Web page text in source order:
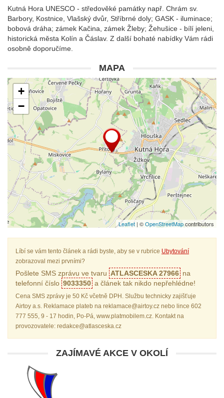
Kutná Hora UNESCO - středověké památky např. Chrám sv.
Barbory, Kostnice, Vlašský dvůr, Stříbrné doly; GASK - iluminace;
bobová dráha; zámek Kačina, zámek Žleby; Žehušice - bílí jeleni,
historická města Kolín a Čáslav. Z další bohaté nabídky Vám rádi
osobně doporučíme.
MAPA
+
−
Leaflet | ©OpenStreetMapcontributors
Líbí se vám tento článek a rádi byste, aby se v rubrice Ubytování
zobrazoval mezi prvními?
Pošlete SMS zprávu ve tvaru ATLASCESKA 27966 na
telefonní číslo 9033350 a článek tak nikdo nepřehlédne!
Cena SMS zprávy je 50 Kč včetně DPH. Službu technicky zajišťuje
Airtoy a.s. Reklamace plateb na reklamace@airtoy.cz nebo lince 602
777 555, 9 - 17 hodin, Po-Pá, www.platmobilem.cz. Kontakt na
provozovatele: redakce@atlasceska.cz
ZAJÍMAVÉ AKCE V OKOLÍ